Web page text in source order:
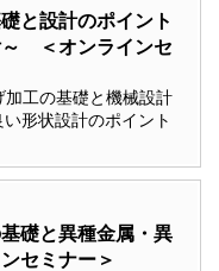
と設計のポイント
＜オンラインセ
加工の基礎と機械設計
形状設計のポイント
礎と異種金属・異
セミナー＞